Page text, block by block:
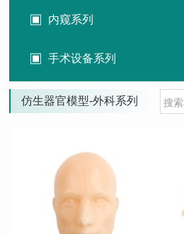
内窥系列
手术设备系列
仿生器官模型-外科系列
查看详情